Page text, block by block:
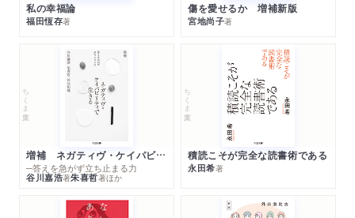
私の幸福論
福田恆存著
傷を愛せるか 増補新版
宮地尚子著
ちくま文庫
増補 ネガティヴ・ケイパビリティで生きる
─答えを急がず立ち止まる力
谷川嘉浩著朱喜哲著ほか
ちくま文庫
積読こそが完全な読書術である
永田希著